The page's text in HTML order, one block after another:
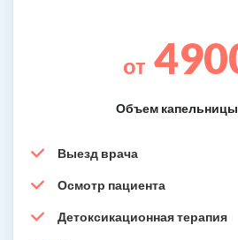
от
Объем капельницы
Выезд врача
Осмотр пациента
Детоксикационная терапия